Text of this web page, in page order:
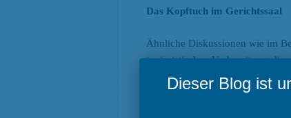
Das Kopftuch im Gerichtssaal
Ähnliche Diskussionen wie im
im juristischen
Verhandlungen, sowie bei allen
Kleidungsstücke tragen
Dieser Blog ist